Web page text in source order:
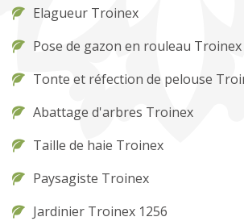
Elagueur Troinex
Pose de gazon en rouleau Troinex
Tonte et réfection de pelouse
Abattage d'arbres Troinex
Taille de haie Troinex
Paysagiste Troinex
Jardinier Troinex 1256